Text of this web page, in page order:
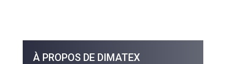
À PROPOS DE DIMATEX